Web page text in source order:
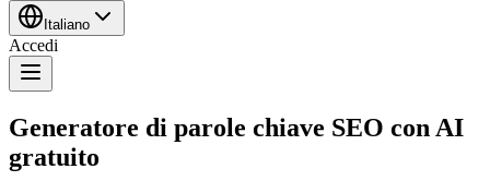
Italiano
Accedi
Generatore di parole chiave SEO con AI
gratuito